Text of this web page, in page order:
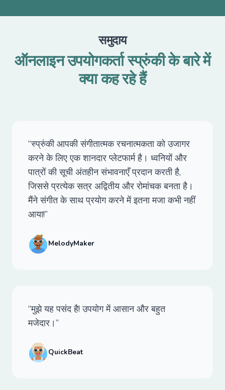
समुदाय
ऑनलाइन उपयोगकर्ता स्प्रुंकी के बारे में
क्या कह रहे हैं
“स्प्रुंकी आपकी संगीतात्मक रचनात्मकता को उजागर
करने के लिए एक शानदार प्लेटफार्म है। ध्वनियों और
पात्रों की सूची अंतहीन संभावनाएँ प्रदान करती है,
जिससे प्रत्येक सत्र अद्वितीय और रोमांचक बनता है।
मैंने संगीत के साथ प्रयोग करने में इतना मजा कभी नहीं
आया!”
MelodyMaker
“मुझे यह पसंद है! उपयोग में आसान और बहुत
मजेदार।”
QuickBeat